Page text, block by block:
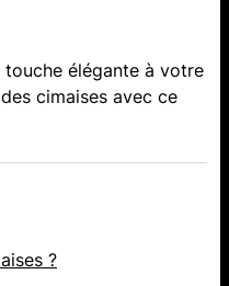
élégante à votre
cimaises avec ce
?